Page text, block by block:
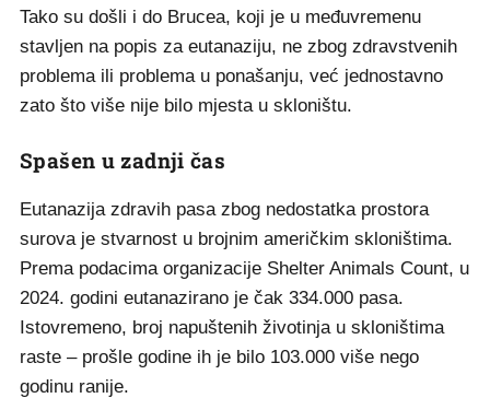
Tako su došli i do Brucea, koji je u međuvremenu
stavljen na popis za eutanaziju, ne zbog zdravstvenih
problema ili problema u ponašanju, već jednostavno
zato što više nije bilo mjesta u skloništu.
Spašen u zadnji čas
Eutanazija zdravih pasa zbog nedostatka prostora
surova je stvarnost u brojnim američkim skloništima.
Prema podacima organizacije Shelter Animals Count, u
2024. godini eutanazirano je čak 334.000 pasa.
Istovremeno, broj napuštenih životinja u skloništima
raste – prošle godine ih je bilo 103.000 više nego
godinu ranije.